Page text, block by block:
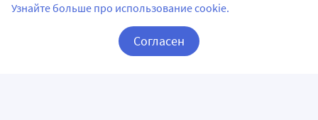
Узнайте больше про использование cookie.
Согласен